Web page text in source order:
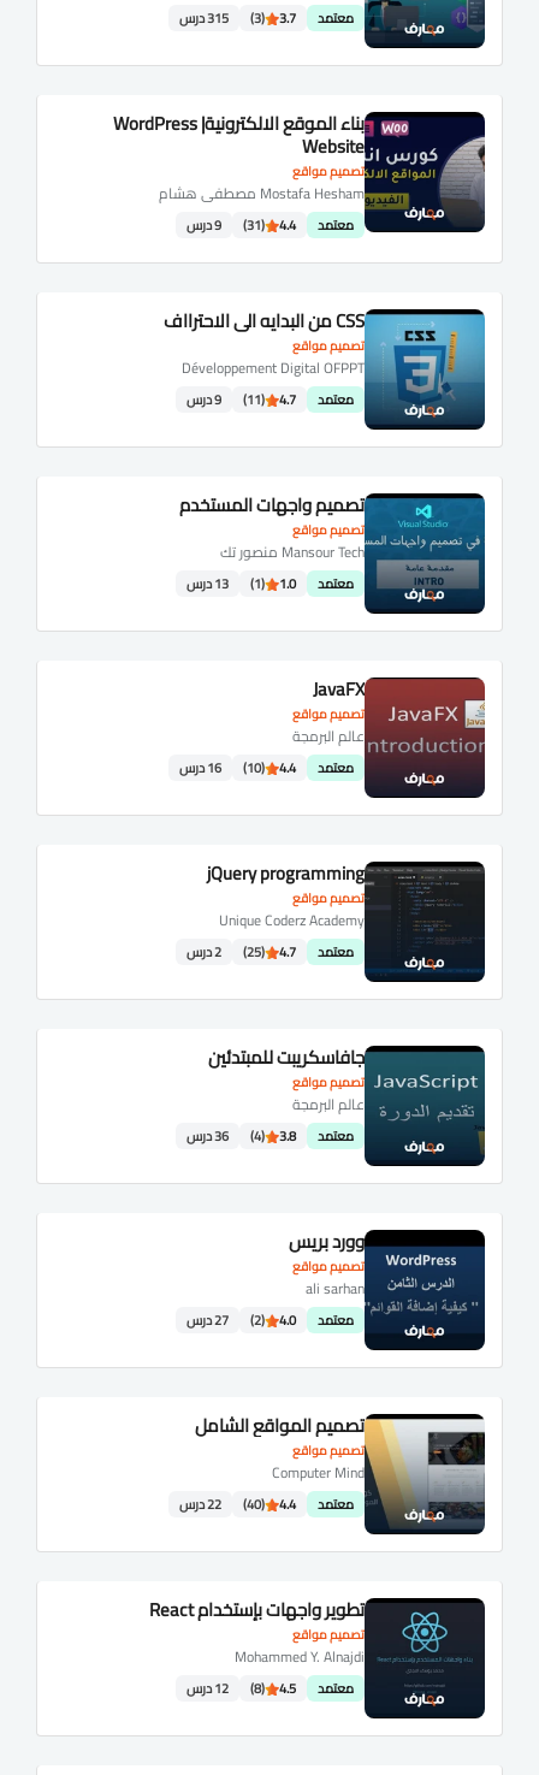
معتمد 3.7
(3) 315 درس
تصميم مواقع
بناء الموقع الالكترونية| WordPress
Website
Mostafa Hesham مصطفى هشام
معتمد 4.4
(31) 9 درس
تصميم مواقع
CSS من البدايه الي الاحترااف
Développement Digital OFPPT
معتمد 4.7
(11) 9 درس
تصميم مواقع
تصميم واجهات المستخدم
Mansour Tech منصور تك
معتمد 1.0
(1) 13 درس
تصميم مواقع
JavaFX
عالم البرمجة
معتمد 4.4
(10) 16 درس
تصميم مواقع
jQuery programming
Unique Coderz Academy
معتمد 4.7
(25) 2 درس
تصميم مواقع
جافاسكريبت للمبتدئين
عالم البرمجة
معتمد 3.8
(4) 36 درس
تصميم مواقع
وورد بريس
ali sarhan
معتمد 4.0
(2) 27 درس
تصميم مواقع
تصميم المواقع الشامل
Computer Mind
معتمد 4.4
(40) 22 درس
تصميم مواقع
تطوير واجهات بإستخدام React
Mohammed Y. Alnajdi
معتمد 4.5
(8) 12 درس